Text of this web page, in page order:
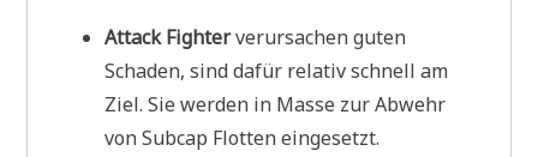
Attack Fighterverursachen guten
Schaden, sind dafür relativ schnell am
Ziel. Sie werden in Masse zur Abwehr
von Subcap Flotten eingesetzt.